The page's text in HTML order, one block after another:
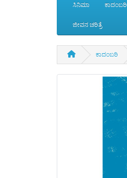
ಸಿನಿಮಾ ಕಾದಂಬರಿ
ಜೀವನ ಚರಿತ್ರೆ
ಕಾದಂಬರಿ